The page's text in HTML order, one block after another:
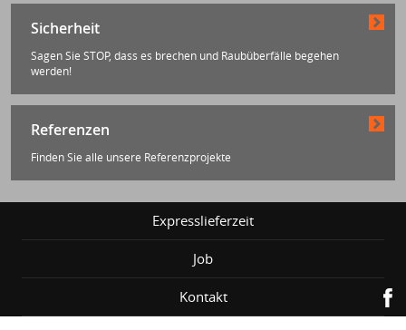
Sicherheit
Sagen Sie STOP, dass es brechen und Raubüberfälle begehen
werden!
Referenzen
Finden Sie alle unsere Referenzprojekte
Expresslieferzeit
Job
Kontakt